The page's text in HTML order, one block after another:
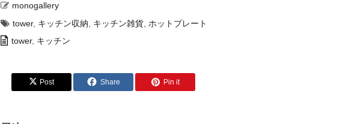
monogallery
tower, キッチン収納 キッチン雑貨 ホットプレート
tower, キッチン
Post Share Pin it